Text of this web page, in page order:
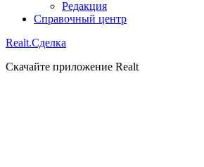
Редакция
Справочный центр
Realt.Сделка
Скачайте приложение Realt